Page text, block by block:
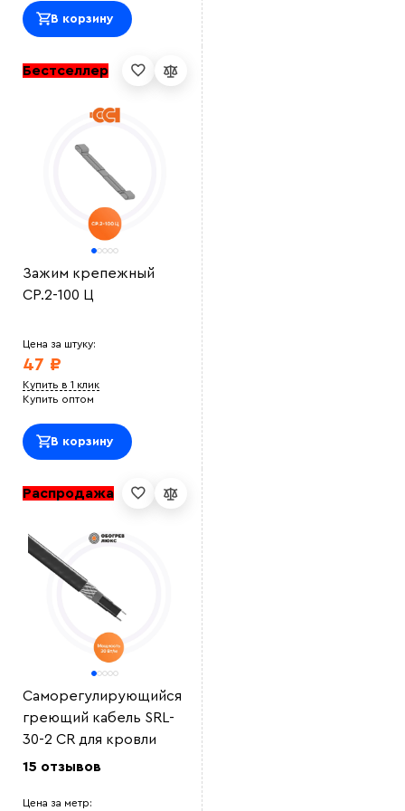
В корзину
Бестселлер
Зажим крепежный
СР.2-100 Ц
Цена за штуку:
47 ₽
Купить в 1 клик
Купить оптом
В корзину
Распродажа
Саморегулирующийся
греющий кабель SRL-
30-2 CR для кровли
15 отзывов
Цена за метр: